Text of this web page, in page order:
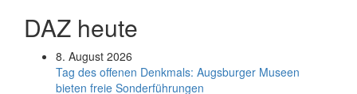
DAZ heute
8. August 2026
Tag des offenen Denkmals: Augsburger Museen
bieten freie Sonderführungen